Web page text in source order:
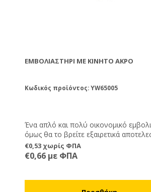
ΕΜΒΟΛΙΑΣΤΉΡΙ ΜΕ ΚΙΝΗΤΌ ΆΚΡΟ
Κωδικός προϊόντος: YW65005
Ένα απλό και πολύ οικονομικό
όμως θα το βρείτε εξαιρετικά
εύκαμπτη μύτη του σας επιτρέπει να
ευκολία τη λάρβα και το κινητό του
επιτρέψει να την αφήσετε με ευκολία
€0,53 χωρίς ΦΠΑ
€0,66 με ΦΠΑ